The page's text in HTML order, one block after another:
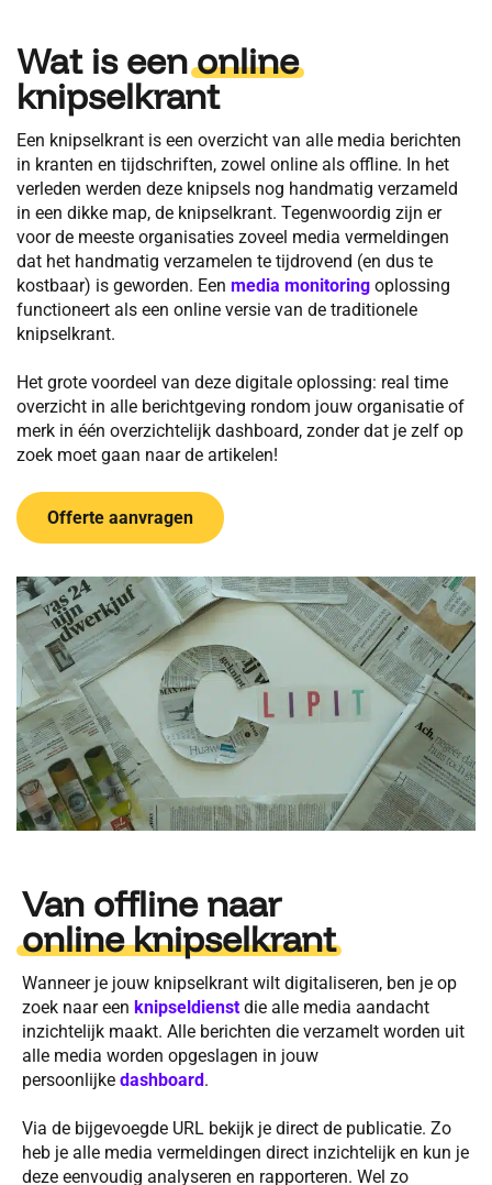
Wat is eenonline
knipselkrant
Een knipselkrant is een overzicht van alle media berichten
in kranten en tijdschriften, zowel online als offline. In het
verleden werden deze knipsels nog handmatig verzameld
in een dikke map, de knipselkrant. Tegenwoordig zijn er
voor de meeste organisaties zoveel media vermeldingen
dat het handmatig verzamelen te tijdrovend (en dus te
kostbaar) is geworden. Een media monitoring oplossing
functioneert als een online versie van de traditionele
knipselkrant.
Het grote voordeel van deze digitale oplossing: real time
overzicht in alle berichtgeving rondom jouw organisatie of
merk in één overzichtelijk dashboard, zonder dat je zelf op
zoek moet gaan naar de artikelen!
Offerte aanvragen
Van offline naar
online knipselkrant
Wanneer je jouw knipselkrant wilt digitaliseren, ben je op
zoek naar een knipseldienst die alle media aandacht
inzichtelijk maakt. Alle berichten die verzamelt worden uit
alle media worden opgeslagen in jouw
persoonlijke dashboard.
Via de bijgevoegde URL bekijk je direct de publicatie. Zo
heb je alle media vermeldingen direct inzichtelijk en kun je
deze eenvoudig analyseren en rapporteren. Wel zo